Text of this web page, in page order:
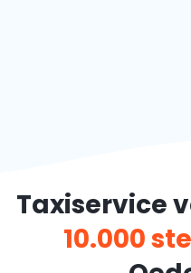
Taxiservice
10.000